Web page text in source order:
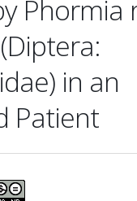
Phormia
in an
Patient